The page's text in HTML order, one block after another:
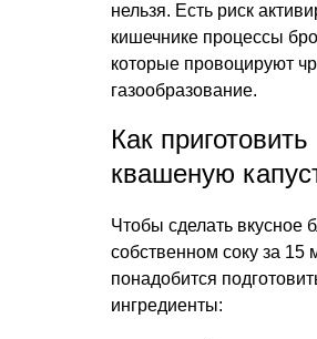
нельзя. Есть риск
кишечнике процессы
которые провоцируют
газообразование.
Как приготовить
квашеную
Чтобы сделать вкусное
собственном соку за 15
понадобится
ингредиенты: